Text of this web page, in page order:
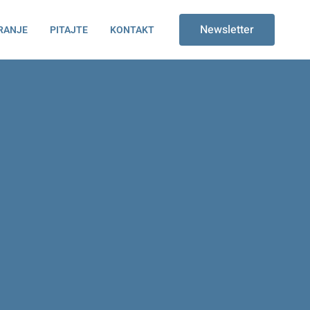
PITAJTE KONTAKT Newsletter